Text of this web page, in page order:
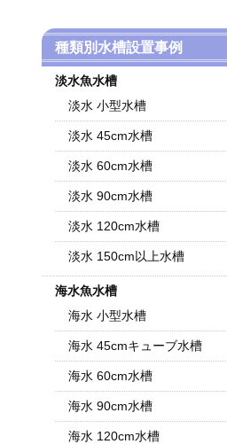
種類別水槽設置事例
淡水魚水槽
淡水 小型水槽
淡水 45cm水槽
淡水 60cm水槽
淡水 90cm水槽
淡水 120cm水槽
淡水 150cm以上水槽
海水魚水槽
海水 小型水槽
海水 45cmキューブ水槽
海水 60cm水槽
海水 90cm水槽
海水 120cm水槽